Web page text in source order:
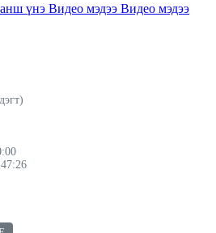
үнэ Видео мэдээ Видео мэдээ